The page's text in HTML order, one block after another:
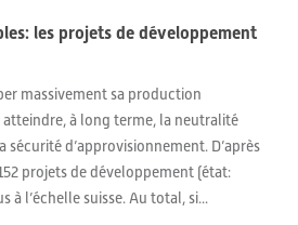
les projets de développement
massivement sa production
atteindre, à long terme, la neutralité
d’approvisionnement. D’après
projets de développement (état:
à l’échelle suisse. Au total, si...